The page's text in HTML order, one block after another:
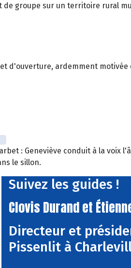
de groupe sur un territoire rural
d'ouverture, ardemment
: Geneviève conduit à la voix
le sillon.
Suivez les guides !
Clovis Durand et
Directeur et
Pissenlit à